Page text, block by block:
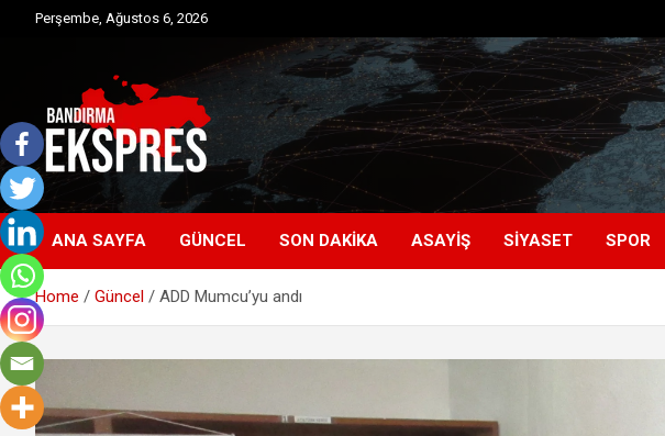
Perşembe, Ağustos 6, 2026
Bandırma Ekspres
Bandırma'dan güncel haberler
ANA SAYFA GÜNCEL SON DAKIKA ASAYIŞ SIYASET SPOR
Home Güncel ADD Mumcu’yu andı